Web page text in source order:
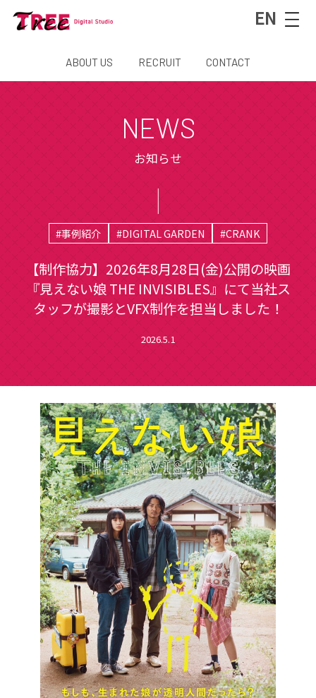
EN
ABOUT US RECRUIT CONTACT
NEWS
お知らせ
#事例紹介 #DIGITAL GARDEN #CRANK
【制作協力】2026年8月28日(金)公開の映画
『見えない娘 THE INVISIBLES』にて当社ス
タッフが撮影とVFX制作を担当しました！
2026.5.1